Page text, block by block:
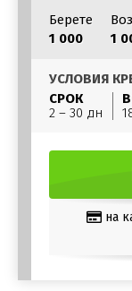
Берете
1 000
1
УСЛОВИЯ
СРОК
2 – 30 дн
на